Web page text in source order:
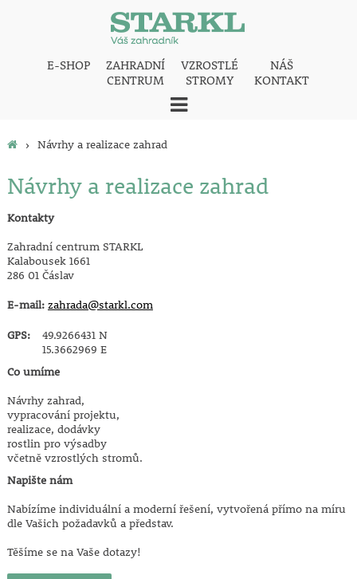
E-SHOP
ZAHRADNÍ
CENTRUM
VZROSTLÉ
STROMY
NÁŠ
KONTAKT
› Návrhy a realizace zahrad
Návrhy a realizace zahrad
Kontakty
Zahradní centrum STARKL
Kalabousek 1661
286 01 Čáslav
E-mail: zahrada@starkl.com
GPS:
49.9266431 N
15.3662969 E
Co umíme
Návrhy zahrad,
vypracování projektu,
realizace, dodávky
rostlin pro výsadby
včetně vzrostlých stromů.
Napište nám
Nabízíme individuální a moderní řešení, vytvořená přímo na míru
dle Vašich požadavků a představ.
Těšíme se na Vaše dotazy!